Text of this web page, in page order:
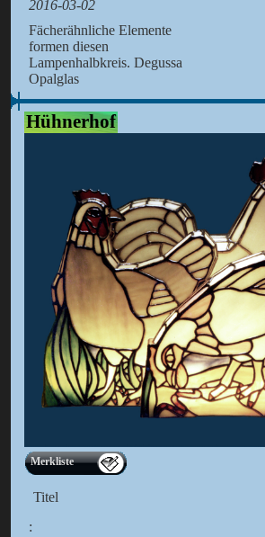
2016-03-02
Fächerähnliche Elemente
formen diesen
Lampenhalbkreis. Degussa
Opalglas
Hühnerhof
Merkliste
Titel
: